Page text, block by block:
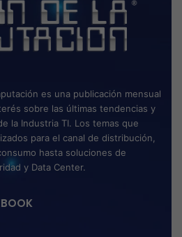
es una publicación mensual
sobre las últimas tendencias y
la Industria TI. Los temas que
para el canal de distribución,
hasta soluciones de
y Data Center.